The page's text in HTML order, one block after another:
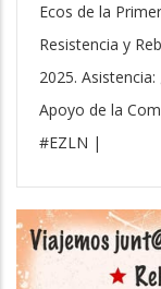
Ecos de la
Resistencia y
2025.
Apoyo de la
#EZLN |